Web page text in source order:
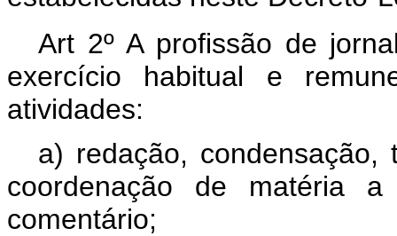
Art 2º A profissão de
exercício habitual e
atividades:
a) redação, condensação,
coordenação de matéria
comentário;